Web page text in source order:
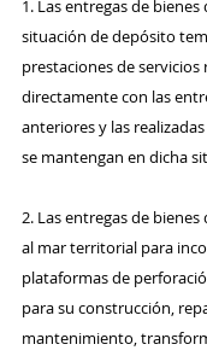
1. Las entregas de
situación de depósito
prestaciones de servicios
directamente con las
anteriores y las
se mantengan en dicha
2. Las entregas de
al mar territorial para
plataformas de
para su construcción,
mantenimiento,